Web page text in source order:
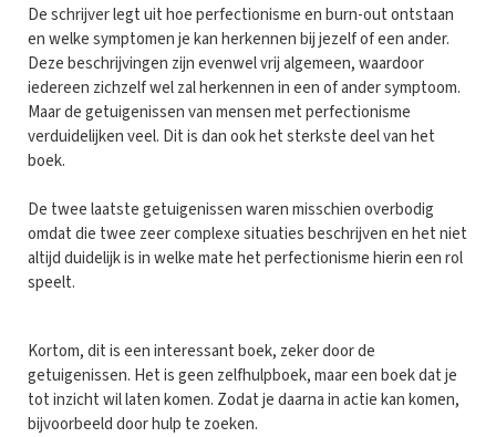
De schrijver legt uit hoe perfectionisme en burn-out ontstaan
en welke symptomen je kan herkennen bij jezelf of een ander.
Deze beschrijvingen zijn evenwel vrij algemeen, waardoor
iedereen zichzelf wel zal herkennen in een of ander symptoom.
Maar de getuigenissen van mensen met perfectionisme
verduidelijken veel. Dit is dan ook het sterkste deel van het
boek.
De twee laatste getuigenissen waren misschien overbodig
omdat die twee zeer complexe situaties beschrijven en het niet
altijd duidelijk is in welke mate het perfectionisme hierin een rol
speelt.
Kortom, dit is een interessant boek, zeker door de
getuigenissen. Het is geen zelfhulpboek, maar een boek dat je
tot inzicht wil laten komen. Zodat je daarna in actie kan komen,
bijvoorbeeld door hulp te zoeken.